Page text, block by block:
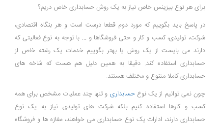
برای هر نوع بیزینس خاص نیاز به یک روش حسابداری خاص دریم؟
در پاسخ باید بگوییم که مورد دوم قطعا درست است و هر بنگاه اقتصادی،
شرکت، تولیدی، کسب و کار و حتی فروشگاها و ... با توجه به نوع فعالیتی که
دارند می بایست از یک روش یا بهتر بگوییم خدمات یک رشته خاص از
حسابداری استفاده کند. دقیقا به همین دلیل هم هست که شاخه های
حسابداری کاملا متنوع و مختلف هستند.
چون نمی توانیم از یک نوعحسابداری و تنها چند عملیات مشخص برای همه
کسب و کارها استفاده کنیم بلکه شرکت های تولیدی نیاز به یک نوع
حسابداری دارند، ادارات یک نوع حسابداری می خواهند، مغازه ها و فروشگاه